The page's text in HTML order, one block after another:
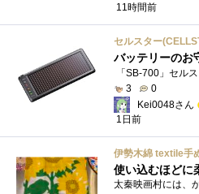
11時間前
バッテリーのお
3
0
Kei0048さん
1日前
伊勢木綿 textile手